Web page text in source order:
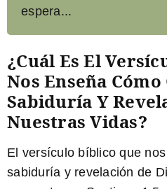
espera...
¿Cuál Es El
Nos Enseña
Sabiduría Y
Nuestras Vidas?
El versículo bíblico que
sabiduría y revelación de